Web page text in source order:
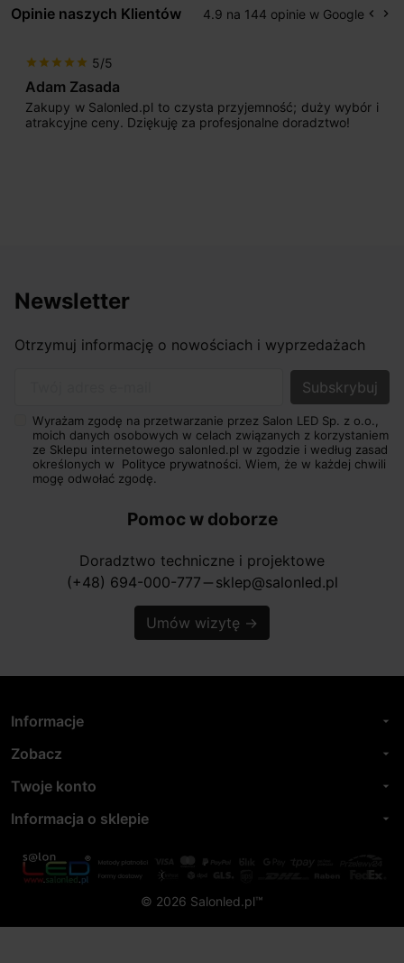
Opinie naszych Klientów 4.9 na 144 opinie w Google keyboard_arrow_left keyboard_arrow_right
star star star star star 5/5
Adam Zasada
Zakupy w Salonled.pl to czysta przyjemność; duży wybór i
atrakcyjne ceny. Dziękuję za profesjonalne doradztwo!
Newsletter
Otrzymuj informację o nowościach i wyprzedażach
Wyrażam zgodę na przetwarzanie przez Salon LED Sp. z o.o.,
moich danych osobowych w celach związanych z korzystaniem
ze Sklepu internetowego salonled.pl w zgodzie i według zasad
określonych w Polityce prywatności. Wiem, że w każdej chwili
mogę odwołać zgodę.
Pomoc w doborze
Doradztwo techniczne i projektowe
(+48) 694-000-777 horizontal_rule sklep@salonled.pl
Umów wizytę →
Informacje arrow_drop_down
Zobacz arrow_drop_down
Twoje konto arrow_drop_down
Informacja o sklepie arrow_drop_down
© 2026 Salonled.pl™